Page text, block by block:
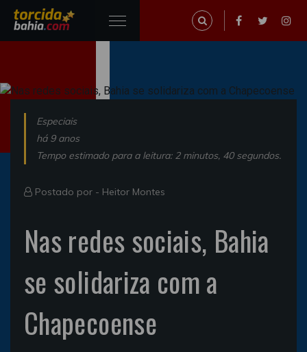
Especiais
há 9 anos
Tempo estimado para a leitura: 2 minutos, 40 segundos.
Postado por - Heitor Montes
Nas redes sociais, Bahia
se solidariza com a
Chapecoense